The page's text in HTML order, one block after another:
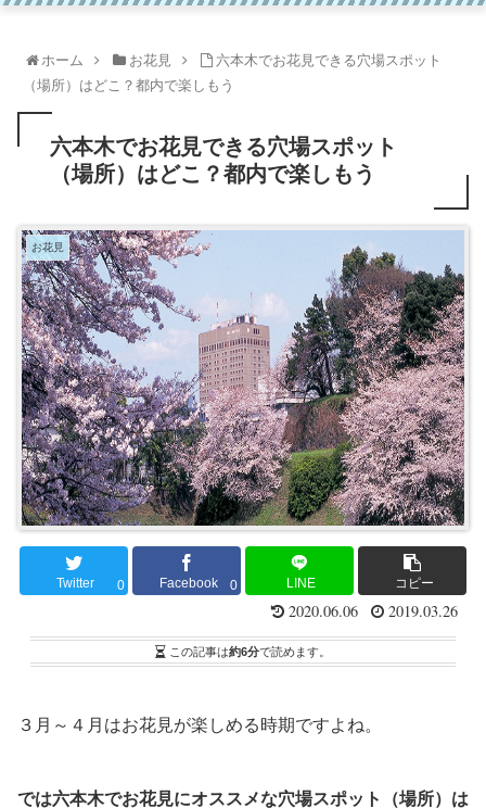
ホーム お花見
六本木でお花見できる穴場スポット
（場所）はどこ？都内で楽しもう
六本木でお花見できる穴場スポット
（場所）はどこ？都内で楽しもう
お花見
Twitter 0 Facebook 0 LINE コピー
2020.06.06 2019.03.26
この記事は約6分で読めます。
３月～４月はお花見が楽しめる時期ですよね。
では六本木でお花見にオススメな穴場スポット（場所）は